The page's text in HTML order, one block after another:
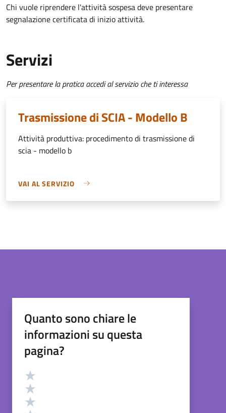
Chi vuole riprendere l'attività sospesa deve presentare
segnalazione certificata di inizio attività.
Servizi
Per presentare la pratica accedi al servizio che ti interessa
Trasmissione di SCIA - Modello B
Attività produttiva: procedimento di trasmissione di
scia - modello b
VAI AL SERVIZIO
Quanto sono chiare le
informazioni su questa
pagina?
Valutazione